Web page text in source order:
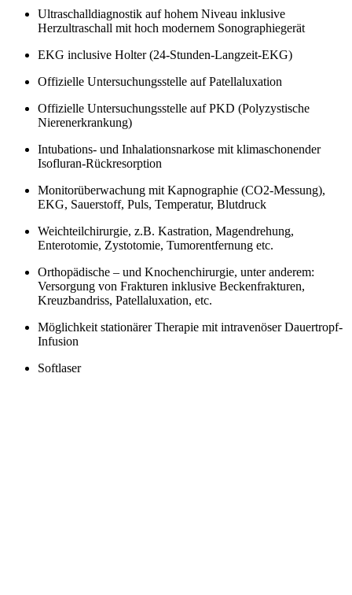
Ultraschalldiagnostik auf hohem Niveau inklusive
Herzultraschall mit hoch modernem Sonographiegerät
EKG inclusive Holter (24-Stunden-Langzeit-EKG)
Offizielle Untersuchungsstelle auf Patellaluxation
Offizielle Untersuchungsstelle auf PKD (Polyzystische
Nierenerkrankung)
Intubations- und Inhalationsnarkose mit klimaschonender
Isofluran-Rückresorption
Monitorüberwachung mit Kapnographie (CO2-Messung),
EKG, Sauerstoff, Puls, Temperatur, Blutdruck
Weichteilchirurgie, z.B. Kastration, Magendrehung,
Enterotomie, Zystotomie, Tumorentfernung etc.
Orthopädische – und Knochenchirurgie, unter anderem:
Versorgung von Frakturen inklusive Beckenfrakturen,
Kreuzbandriss, Patellaluxation, etc.
Möglichkeit stationärer Therapie mit intravenöser Dauertropf-
Infusion
Softlaser